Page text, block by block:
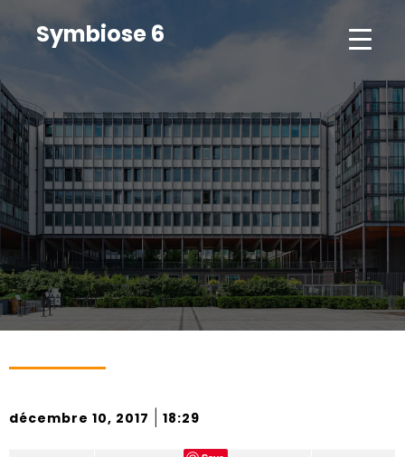
Symbiose 6
décembre 10, 2017 18:29